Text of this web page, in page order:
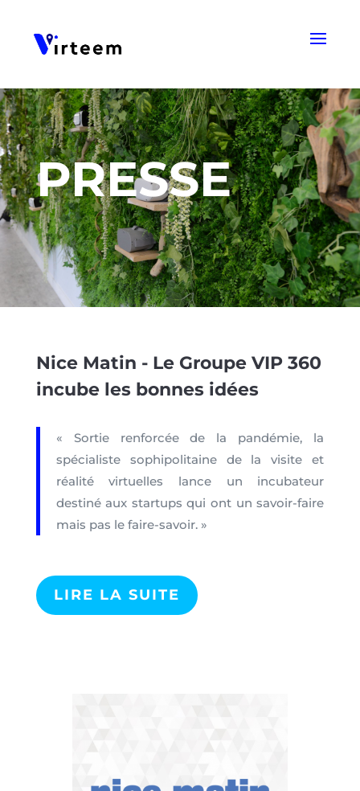
PRESSE
Nice Matin - Le Groupe VIP 360
incube les bonnes idées
« Sortie renforcée de la pandémie, la
spécialiste sophipolitaine de la visite et
réalité virtuelles lance un incubateur
destiné aux startups qui ont un savoir-faire
mais pas le faire-savoir. »
LIRE LA SUITE